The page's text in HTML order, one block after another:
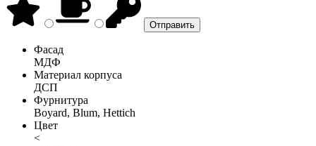
Фасад
МДФ
Материал корпуса
ДСП
Фурнитура
Boyard, Blum, Hettich
Цвет
<